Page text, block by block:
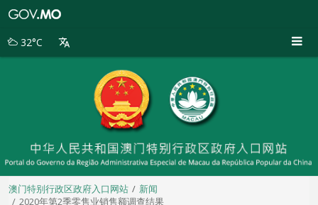
别
32°C
澳门特别行政区政府入口网站
新闻
2020年第2季零售业销售额调查结果